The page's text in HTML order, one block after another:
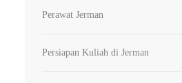
Perawat Jerman
Persiapan Kuliah di Jerman